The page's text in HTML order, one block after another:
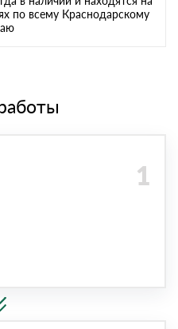
по всему Краснодарскому